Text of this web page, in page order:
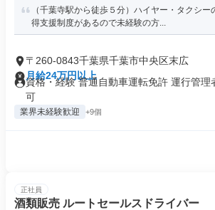
（千葉寺駅から徒歩５分）ハイヤー・タクシー
得支援制度があるので未経験の方...
〒260-0843千葉県千葉市中央区末広
月給24万円以上
資格・経験 普通自動車運転免許 運行管理
可
業界未経験歓迎 +9個
正社員
酒類販売 ルートセールスドライバー